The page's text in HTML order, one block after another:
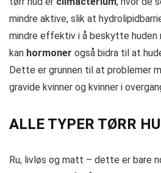
mindre aktive, slik at
mindre effektiv i å beskytte
kan hormoner også bidra til at
Dette er grunnen til at problemer
gravide kvinner og kvinner i
ALLE TYPER TØRR
Ru, livløs og matt – dette er bare